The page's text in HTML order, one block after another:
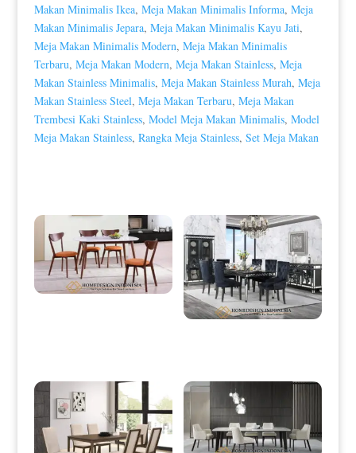
Makan Minimalis Ikea, Meja Makan Minimalis Informa, Meja
Makan Minimalis Jepara, Meja Makan Minimalis Kayu Jati,
Meja Makan Minimalis Modern, Meja Makan Minimalis
Terbaru, Meja Makan Modern, Meja Makan Stainless, Meja
Makan Stainless Minimalis, Meja Makan Stainless Murah, Meja
Makan Stainless Steel, Meja Makan Terbaru, Meja Makan
Trembesi Kaki Stainless, Model Meja Makan Minimalis, Model
Meja Makan Stainless, Rangka Meja Stainless, Set Meja Makan